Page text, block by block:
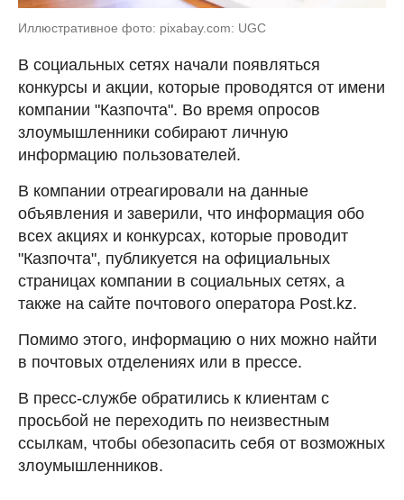
Иллюстративное фото: pixabay.com: UGC
В социальных сетях начали появляться
конкурсы и акции, которые проводятся от имени
компании "Казпочта". Во время опросов
злоумышленники собирают личную
информацию пользователей.
В компании отреагировали на данные
объявления и заверили, что информация обо
всех акциях и конкурсах, которые проводит
"Казпочта", публикуется на официальных
страницах компании в социальных сетях, а
также на сайте почтового оператора Post.kz.
Помимо этого, информацию о них можно найти
в почтовых отделениях или в прессе.
В пресс-службе обратились к клиентам с
просьбой не переходить по неизвестным
ссылкам, чтобы обезопасить себя от возможных
злоумышленников.